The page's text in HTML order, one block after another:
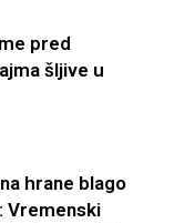
pred
šljive u
hrane blago
Vremenski